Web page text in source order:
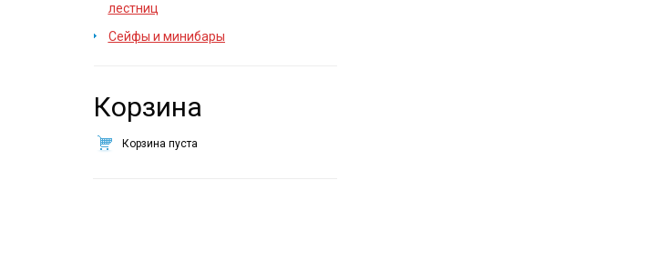
лестниц
Сейфы и минибары
Корзина
Корзина пуста